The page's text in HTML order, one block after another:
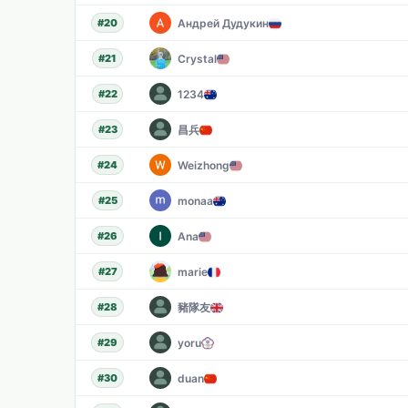
#20 Андрей Дудукин
#21 Crystal
#22 1234
#23 昌兵
#24 Weizhong
#25 monaa
#26 Ana
#27 marie
#28 豬隊友
#29 yoru
#30 duan